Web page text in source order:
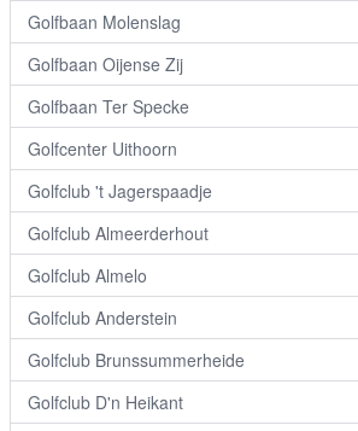
Golfbaan Molenslag
Golfbaan Oijense Zij
Golfbaan Ter Specke
Golfcenter Uithoorn
Golfclub 't Jagerspaadje
Golfclub Almeerderhout
Golfclub Almelo
Golfclub Anderstein
Golfclub Brunssummerheide
Golfclub D'n Heikant